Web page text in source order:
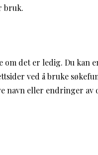
bruk.
det er ledig. Du kan
ved å bruke
navn eller endringer av